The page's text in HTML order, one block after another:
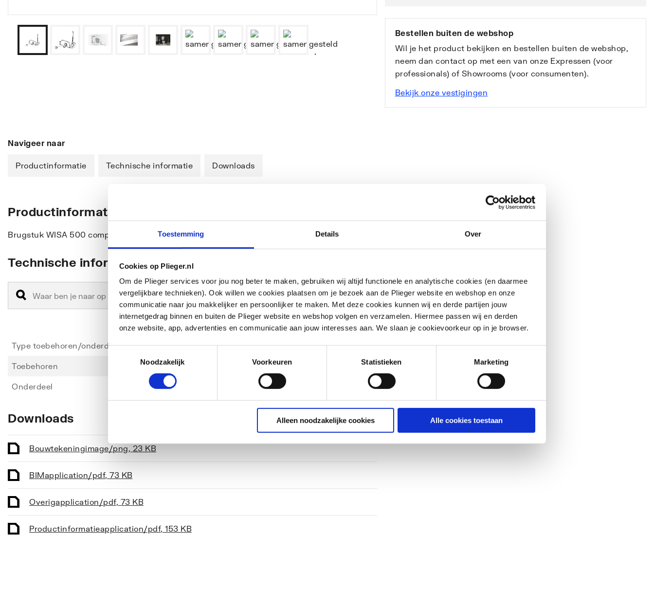
Toestemming Details Over
Cookies op Plieger.nl
Om de Plieger services voor jou nog beter te maken, gebruiken wij altijd functionele en analytische cookies (en daarmee
vergelijkbare technieken). Ook willen we cookies plaatsen om je bezoek aan de Plieger website en webshop en onze
communicatie naar jou makkelijker en persoonlijker te maken. Met deze cookies kunnen wij en derde partijen jouw
internetgedrag binnen en buiten de Plieger website en webshop volgen en verzamelen. Hiermee passen wij en derden
onze website, app, advertenties en communicatie aan jouw interesses aan. We slaan je cookievoorkeur op in je browser.
Toestemmingsselectie
Noodzakelijk
Voorkeuren Statistieken Marketing
Alleen noodzakelijke cookies Alle cookies toestaan
Bestellen buiten de webshop
Wil je het product bekijken en bestellen buiten de webshop,
neem dan contact op met een van onze Expressen (voor
professionals) of Showrooms (voor consumenten).
Bekijk onze vestigingen
Navigeer naar
Productinformatie Technische informatie Downloads
Productinformatie
Brugstuk WISA 500 compleet
Technische informatie
Type toebehoren/onderdelen Overig
Toebehoren
Onderdeel
Downloads
Bouwtekeningimage/png, 23 KB
BIMapplication/pdf, 73 KB
Overigapplication/pdf, 73 KB
Productinformatieapplication/pdf, 153 KB